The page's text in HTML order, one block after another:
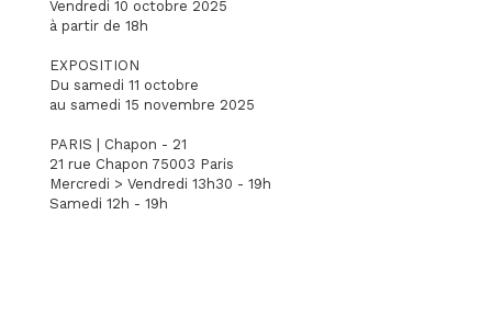
Vendredi 10 octobre 2025
à partir de 18h
EXPOSITION
Du samedi 11 octobre
au samedi 15 novembre 2025
PARIS | Chapon - 21
21 rue Chapon 75003 Paris
Mercredi > Vendredi 13h30 - 19h
Samedi 12h - 19h